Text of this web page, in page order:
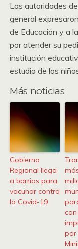
Las autoridades
general
de Educación y a
por atender su
institución
estudio de los
Más noticias
Gobierno
Regional llega
a barrios para
vacunar contra
la Covid-19
con
por